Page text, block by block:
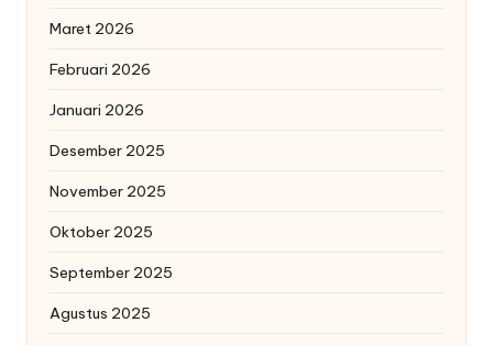
Maret 2026
Februari 2026
Januari 2026
Desember 2025
November 2025
Oktober 2025
September 2025
Agustus 2025